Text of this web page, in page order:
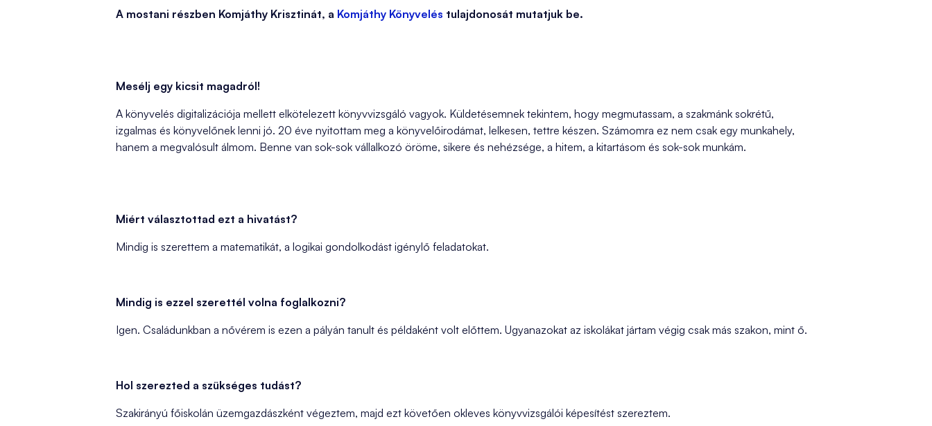
A mostani részben Komjáthy Krisztinát, a Komjáthy Könyvelés tulajdonosát mutatjuk be.
Mesélj egy kicsit magadról!
A könyvelés digitalizációja mellett elkötelezett könyvvizsgáló vagyok. Küldetésemnek tekintem, hogy megmutassam, a szakmánk sokrétű,
izgalmas és könyvelőnek lenni jó. 20 éve nyitottam meg a könyvelőirodámat, lelkesen, tettre készen. Számomra ez nem csak egy munkahely,
hanem a megvalósult álmom. Benne van sok-sok vállalkozó öröme, sikere és nehézsége, a hitem, a kitartásom és sok-sok munkám.
Miért választottad ezt a hivatást?
Mindig is szerettem a matematikát, a logikai gondolkodást igénylő feladatokat.
Mindig is ezzel szerettél volna foglalkozni?
Igen. Családunkban a nővérem is ezen a pályán tanult és példaként volt előttem. Ugyanazokat az iskolákat jártam végig csak más szakon, mint ő.
Hol szerezted a szükséges tudást?
Szakirányú főiskolán üzemgazdászként végeztem, majd ezt követően okleves könyvvizsgálói képesítést szereztem.